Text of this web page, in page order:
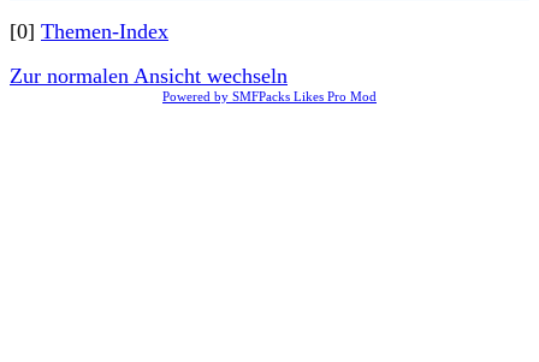
[0] Themen-Index
Zur normalen Ansicht wechseln
Powered by SMFPacks Likes Pro Mod